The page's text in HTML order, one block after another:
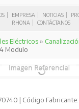
EMPRESA NOTICIAS
RHONA
CONTÁCTANOS
Eléctricos»
Modulo
| Código Fabricante: